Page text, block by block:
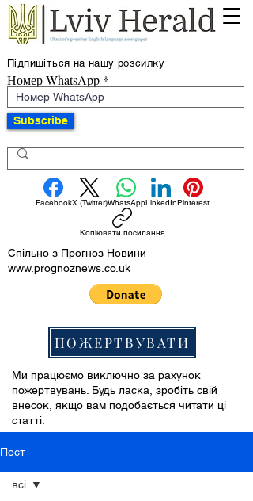
Підпишіться на нашу розсилку
Номер WhatsApp
Subscribe
FacebookX (Twitter)WhatsAppLinkedInPinterest
Копіювати посилання
Спільно з Прогноз Новини
www.prognoznews.co.uk
ПОЖЕРТВУВАТИ
Ми працюємо виключно за рахунок
пожертвувань. Будь ласка, зробіть свій
внесок, якщо вам подобається читати ці
статті.
Пост
всі